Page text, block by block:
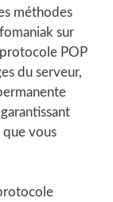
méthodes
sur
POP
du serveur,
vous